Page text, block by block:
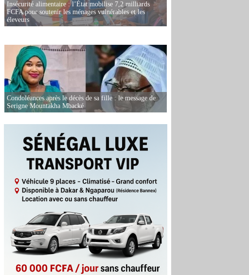
Insécurité alimentaire : l’État mobilise 7,2 milliards
FCFA pour soutenir les ménages vulnérables et les
éleveurs
Condoléances après le décès de sa fille : le message de
Serigne Mountakha Mbacké